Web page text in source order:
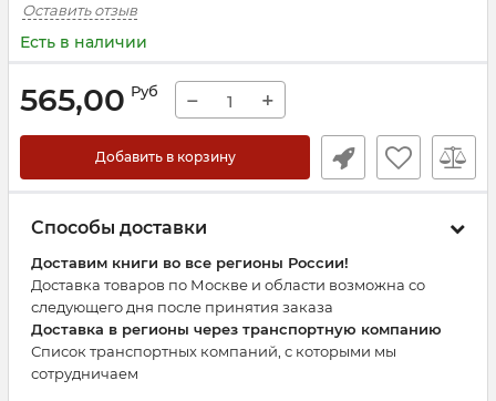
Оставить отзыв
Есть в наличии
565,00 Руб − +
Добавить в корзину
Способы доставки
Доставим книги во все регионы России!
Доставка товаров по Москве и области возможна со
следующего дня после принятия заказа
Доставка в регионы через транспортную компанию
Список транспортных компаний, с которыми мы
сотрудничаем